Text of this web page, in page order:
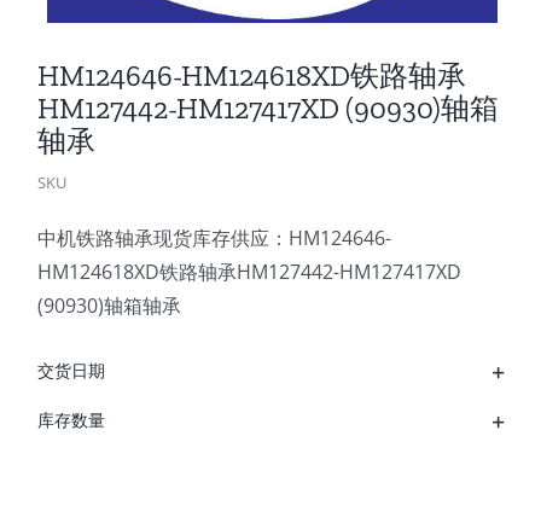
HM124646-HM124618XD铁路轴承
HM127442-HM127417XD (90930)轴箱
轴承
SKU
中机铁路轴承现货库存供应：HM124646-
HM124618XD铁路轴承HM127442-HM127417XD
(90930)轴箱轴承
交货日期
库存数量